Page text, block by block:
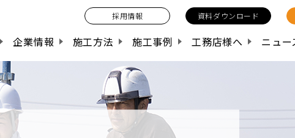
採用情報 資料ダウンロード
企業情報 施工方法 施工事例 工務店様へ ニュー